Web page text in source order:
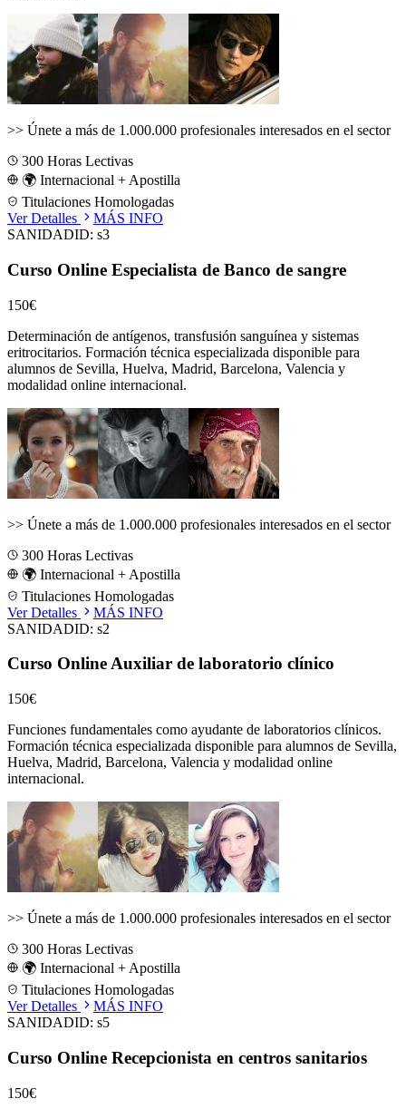
>> Únete a más de 1.000.000 profesionales interesados en el sector
300 Horas Lectivas
🌍 Internacional + Apostilla
Titulaciones Homologadas
Ver Detalles
MÁS INFO
SANIDADID: s3
Curso Online Especialista de Banco de sangre
150€
Determinación de antígenos, transfusión sanguínea y sistemas
eritrocitarios. Formación técnica especializada disponible para
alumnos de Sevilla, Huelva, Madrid, Barcelona, Valencia y
modalidad online internacional.
>> Únete a más de 1.000.000 profesionales interesados en el sector
300 Horas Lectivas
🌍 Internacional + Apostilla
Titulaciones Homologadas
Ver Detalles
MÁS INFO
SANIDADID: s2
Curso Online Auxiliar de laboratorio clínico
150€
Funciones fundamentales como ayudante de laboratorios clínicos.
Formación técnica especializada disponible para alumnos de Sevilla,
Huelva, Madrid, Barcelona, Valencia y modalidad online
internacional.
>> Únete a más de 1.000.000 profesionales interesados en el sector
300 Horas Lectivas
🌍 Internacional + Apostilla
Titulaciones Homologadas
Ver Detalles
MÁS INFO
SANIDADID: s5
Curso Online Recepcionista en centros sanitarios
150€